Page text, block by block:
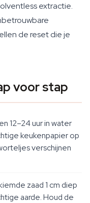
extractie.
de reset die je
voor stap
12–24 uur in water
keukenpapier op
verschijnen
zaad 1 cm diep
aarde. Houd de